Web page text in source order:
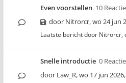
Even voorstellen 10
door Nitrorcr,wo 24 jun
Laatste bericht door Nitrorcr,
Snelle introductie 0
door Law_R,wo 17 jun